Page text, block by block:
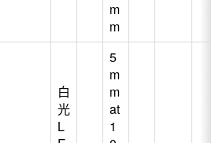
m
m
白
光
L
5
m
m
at
1